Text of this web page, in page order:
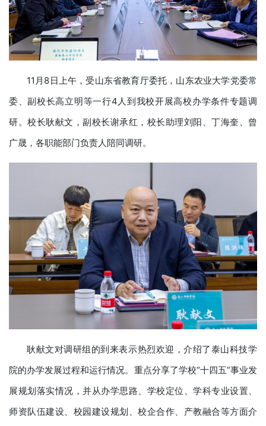
11月8日上午，受山东省教育厅委托，山东农业大学党委常
委、副校长高立明等一行4人到我校开展高校办学条件专题调
研。校长耿献文，副校长谢承红，校长助理刘阳、丁海奎、曾
广晟，各职能部门负责人陪同调研。
耿献文对调研组的到来表示热烈欢迎，介绍了泰山科技学
院的办学发展过程和运行情况。重点分享了学校“十四五”事业发
展规划落实情况，并从办学思路、学校定位、学科专业设置、
师资队伍建设、校园建设规划、校企合作、产教融合等方面介